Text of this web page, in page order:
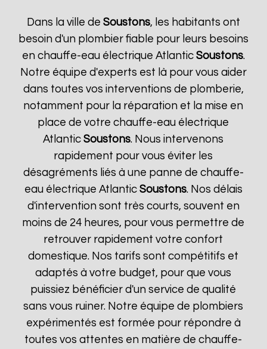
Dans la ville de Soustons, les habitants ont
besoin d'un plombier fiable pour leurs besoins
en chauffe-eau électrique Atlantic Soustons.
Notre équipe d'experts est là pour vous aider
dans toutes vos interventions de plomberie,
notamment pour la réparation et la mise en
place de votre chauffe-eau électrique
AtlanticSoustons. Nous intervenons
rapidement pour vous éviter les
désagréments liés à une panne de chauffe-
eau électrique Atlantic Soustons. Nos délais
d'intervention sont très courts, souvent en
moins de 24 heures, pour vous permettre de
retrouver rapidement votre confort
domestique. Nos tarifs sont compétitifs et
adaptés à votre budget, pour que vous
puissiez bénéficier d'un service de qualité
sans vous ruiner. Notre équipe de plombiers
expérimentés est formée pour répondre à
toutes vos attentes en matière de chauffe-